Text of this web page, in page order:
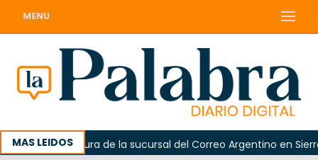
MENU
MAS LEIDOS
la reapertura de la sucursal del Correo Argentino en Sierra